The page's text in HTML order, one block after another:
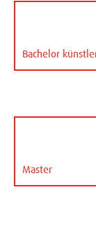
Bachelor
Master